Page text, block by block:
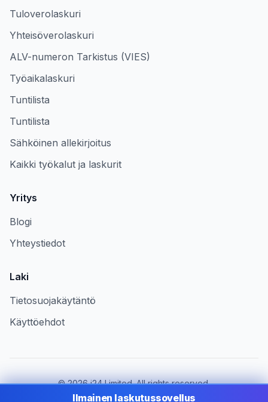
Tuloverolaskuri
Yhteisöverolaskuri
ALV-numeron Tarkistus (VIES)
Työaikalaskuri
Tuntilista
Tuntilista
Sähköinen allekirjoitus
Kaikki työkalut ja laskurit
Yritys
Blogi
Yhteystiedot
Laki
Tietosuojakäytäntö
Käyttöehdot
©2026i24 Limited. All rights reserved.
Palvelemme yrityksiä maassa Finland
Ilmainen laskutussovellus